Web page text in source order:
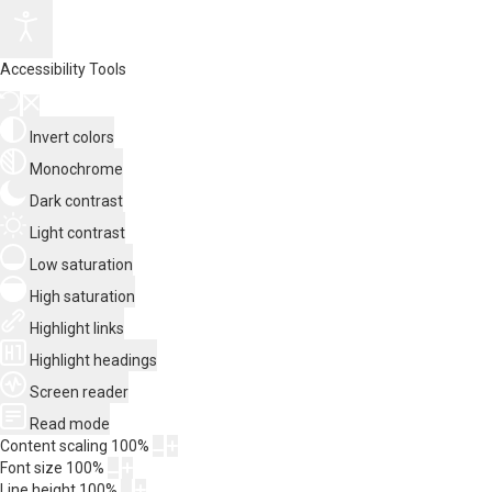
Accessibility Tools
Invert colors
Monochrome
Dark contrast
Light contrast
Low saturation
High saturation
Highlight links
Highlight headings
Screen reader
Read mode
Content scaling 100%
Font size 100%